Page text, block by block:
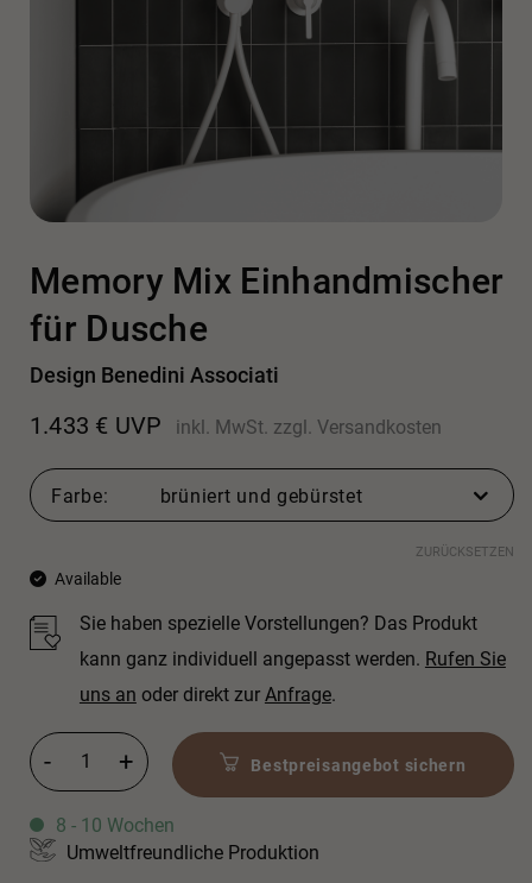
Memory Mix Einhandmischer
für Dusche
Design Benedini Associati
1.433 € UVP inkl. MwSt. zzgl.Versandkosten
Farbe brüniert und gebürstet
ZURÜCKSETZEN
Available
Sie haben spezielle Vorstellungen? Das Produkt
kann ganz individuell angepasst werden. Rufen Sie
uns an oder direkt zur Anfrage.
Memory Mix Einhandmischer für Dusche Menge
Bestpreisangebot sichern
8 - 10 Wochen
Umweltfreundliche Produktion